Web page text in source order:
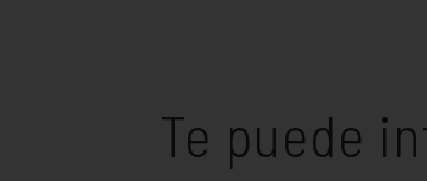
Te puede